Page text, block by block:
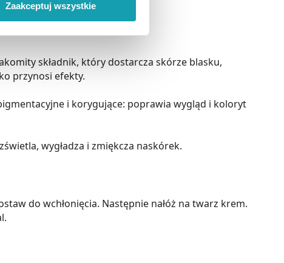
z brakiem dostępu do
Zaakceptuj wszystkie
składnik, który dostarcza skórze blasku,
przynosi efekty.
i korygujące: poprawia wygląd i koloryt
wygładza i zmiękcza naskórek.
do wchłonięcia. Następnie nałóż na twarz krem.